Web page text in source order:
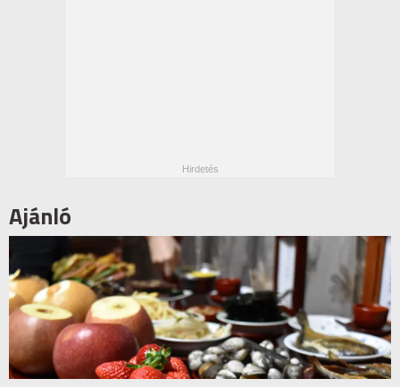
Ajánló